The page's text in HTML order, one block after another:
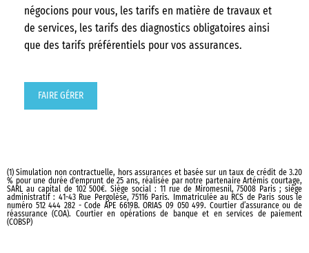
négocions pour vous, les tarifs en matière de travaux et
de services, les tarifs des diagnostics obligatoires ainsi
que des tarifs préférentiels pour vos assurances.
FAIRE GÉRER
(1) Simulation non contractuelle, hors assurances et basée sur un taux de crédit de 3.20
% pour une durée d'emprunt de 25 ans, réalisée par notre partenaire Artémis courtage,
SARL au capital de 102 500€. Siège social : 11 rue de Miromesnil, 75008 Paris ; siège
administratif : 41-43 Rue Pergolèse, 75116 Paris. Immatriculée au RCS de Paris sous le
numéro 512 444 282 - Code APE 6619B. ORIAS 09 050 499. Courtier d’assurance ou de
réassurance (COA). Courtier en opérations de banque et en services de paiement
(COBSP)